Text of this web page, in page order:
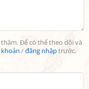
Để có thể theo dõi và
/đăng nhậptrước.